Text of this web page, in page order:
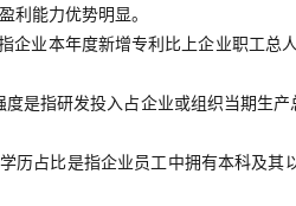
利能力优势明显。
企业本年度新增专利比上企业职工总
度是指研发投入占企业或组织当期生
历占比是指企业员工中拥有本科及